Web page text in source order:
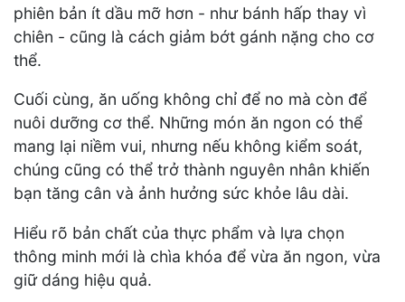
phiên bản ít dầu mỡ hơn - như bánh hấp thay vì
chiên - cũng là cách giảm bớt gánh nặng cho cơ
thể.
Cuối cùng, ăn uống không chỉ để no mà còn để
nuôi dưỡng cơ thể. Những món ăn ngon có thể
mang lại niềm vui, nhưng nếu không kiểm soát,
chúng cũng có thể trở thành nguyên nhân khiến
bạn tăng cân và ảnh hưởng sức khỏe lâu dài.
Hiểu rõ bản chất của thực phẩm và lựa chọn
thông minh mới là chìa khóa để vừa ăn ngon, vừa
giữ dáng hiệu quả.